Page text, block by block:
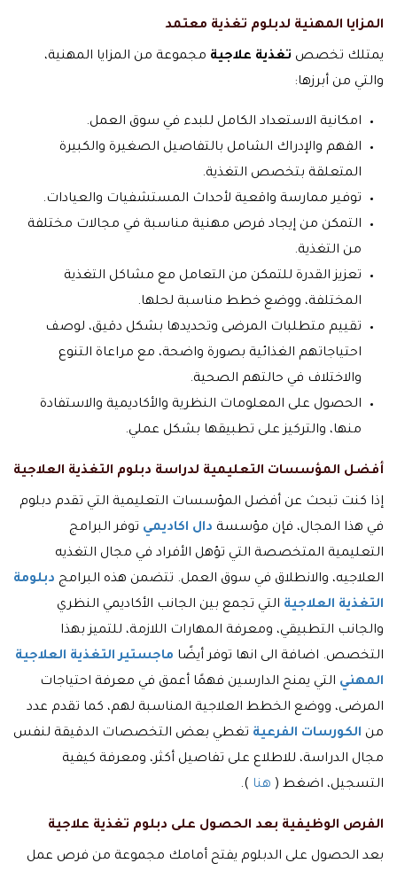
المزايا المهنية لدبلوم تغذية معتمد
يمتلك تخصص تغذية علاجية مجموعة من المزايا المهنية،
والتي من أبرزها:
امكانية الاستعداد الكامل للبدء في سوق العمل.
الفهم والإدراك الشامل بالتفاصيل الصغيرة والكبيرة
المتعلقة بتخصص التغذية.
توفير ممارسة واقعية لأحداث المستشفيات والعيادات.
التمكن من إيجاد فرص مهنية مناسبة في مجالات مختلفة
من التغذية.
تعزيز القدرة للتمكن من التعامل مع مشاكل التغذية
المختلفة، ووضع خطط مناسبة لحلها.
تقييم متطلبات المرضى وتحديدها بشكل دقيق، لوصف
احتياجاتهم الغذائية بصورة واضحة، مع مراعاة التنوع
والاختلاف في حالتهم الصحية.
الحصول على المعلومات النظرية والأكاديمية والاستفادة
منها، والتركيز على تطبيقها بشكل عملي.
أفضل المؤسسات التعليمية لدراسة دبلوم التغذية العلاجية
إذا كنت تبحث عن أفضل المؤسسات التعليمية التي تقدم دبلوم
في هذا المجال، فإن مؤسسة دال اكاديمي توفر البرامج
التعليمية المتخصصة التي تؤهل الأفراد في مجال التغذيه
العلاجيه، والانطلاق في سوق العمل. تتضمن هذه البرامج دبلومة
التغذية العلاجية التي تجمع بين الجانب الأكاديمي النظري
والجانب التطبيقي، ومعرفة المهارات اللازمة، للتميز بهذا
التخصص. اضافة الى انها توفر أيضًا ماجستير التغذية العلاجية
المهني التي يمنح الدارسين فهمًا أعمق في معرفة احتياجات
المرضى، ووضع الخطط العلاجية المناسبة لهم، كما تقدم عدد
من الكورسات الفرعية تغطي بعض التخصصات الدقيقة لنفس
مجال الدراسة، للاطلاع على تفاصيل أكثر، ومعرفة كيفية
التسجيل، اضغط ( هنا ).
الفرص الوظيفية بعد الحصول على دبلوم تغذية علاجية
بعد الحصول على الدبلوم يفتح أمامك مجموعة من فرص عمل